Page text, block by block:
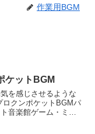
作業用BGM
ケットBGM
を感じさせるような
ロクンポケットBGMパ
音楽館ゲーム・ミュ